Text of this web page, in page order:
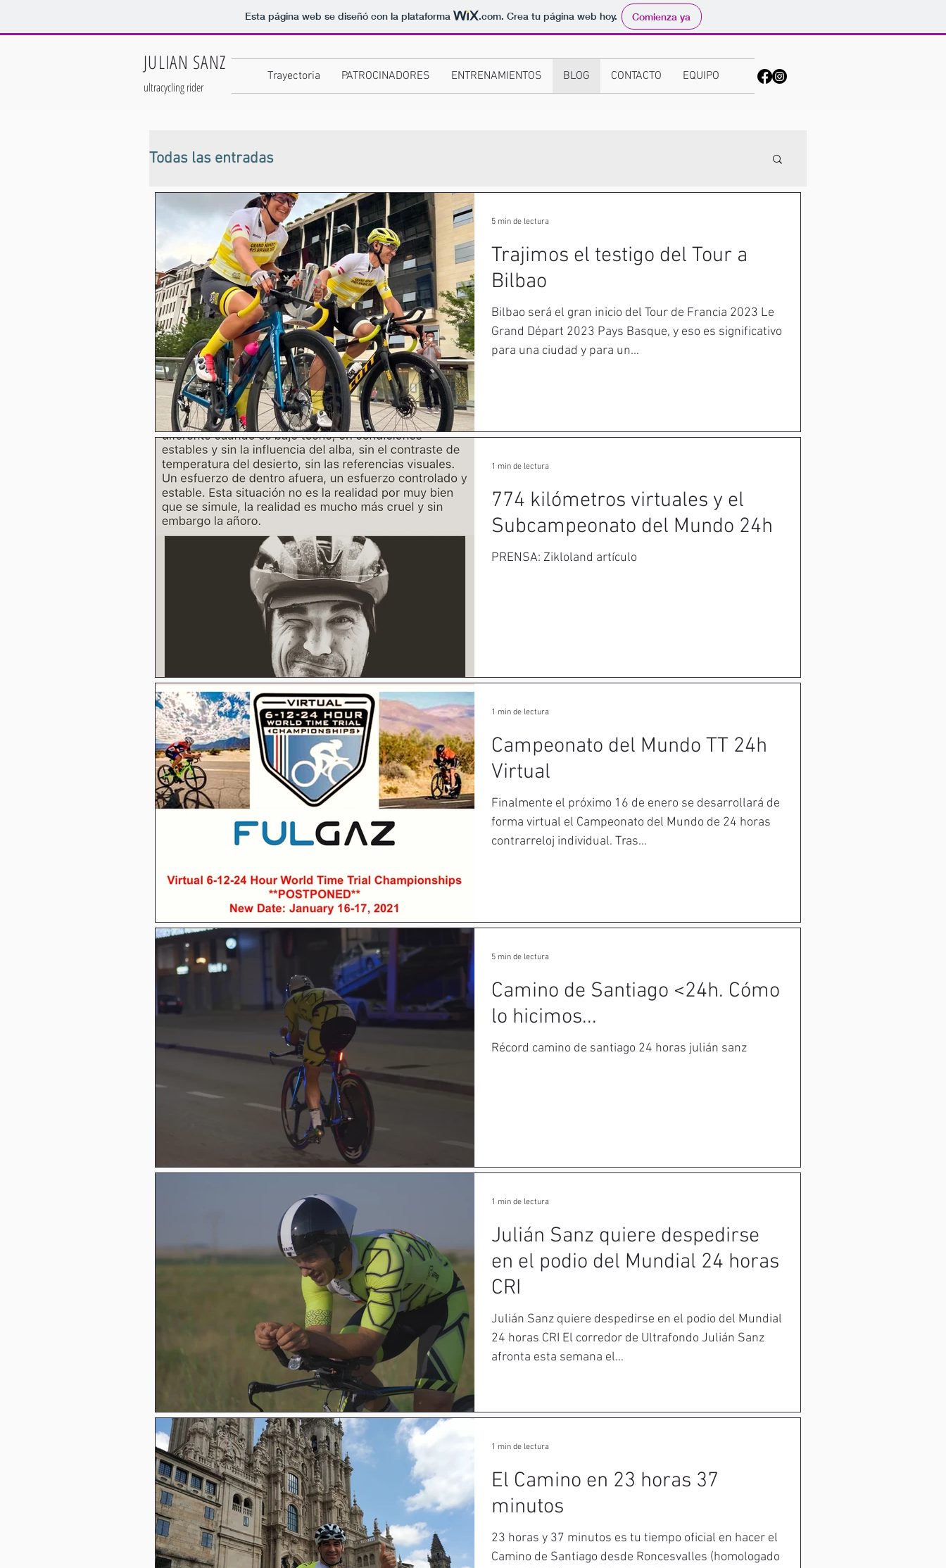
Esta página web se diseñó con la plataforma .com. Crea tu página web hoy. Comienza ya
JULIAN SANZ
ultracycling rider
Trayectoria PATROCINADORES ENTRENAMIENTOS BLOG CONTACTO EQUIPO
Todas las entradas
Trajimos el testigo del Tour a
Bilbao
Bilbao será el gran inicio del Tour de Francia 2023 Le
Grand Départ 2023 Pays Basque, y eso es significativo
para una ciudad y para un...
5 min de lectura
774 kilómetros virtuales y el
Subcampeonato del Mundo 24h
PRENSA: Zikloland artículo
1 min de lectura
Campeonato del Mundo TT 24h
Virtual
Finalmente el próximo 16 de enero se desarrollará de
forma virtual el Campeonato del Mundo de 24 horas
contrarreloj individual. Tras...
1 min de lectura
Camino de Santiago <24h. Cómo
lo hicimos...
Récord camino de santiago 24 horas julián sanz
5 min de lectura
Julián Sanz quiere despedirse
en el podio del Mundial 24 horas
CRI
Julián Sanz quiere despedirse en el podio del Mundial
24 horas CRI El corredor de Ultrafondo Julián Sanz
afronta esta semana el...
1 min de lectura
El Camino en 23 horas 37
minutos
23 horas y 37 minutos es tu tiempo oficial en hacer el
Camino de Santiago desde Roncesvalles (homologado
1 min de lectura